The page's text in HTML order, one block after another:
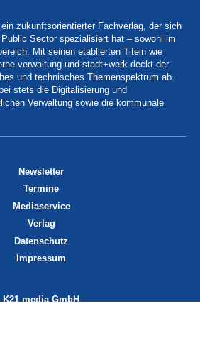
zukunftsorientierter Fachverlag, der sich
Sector spezialisiert hat – sowohl im
Mit seinen etablierten Titeln wie
verwaltung und stadt+werk deckt der
und technisches Themenspektrum ab.
stets die Digitalisierung und
Verwaltung sowie die kommunale
Newsletter
Termine
Mediaservice
Verlag
Datenschutz
Impressum
K21 media GmbH